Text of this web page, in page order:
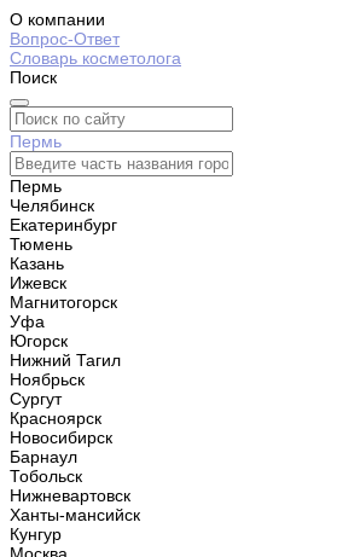
О компании
Вопрос-Ответ
Словарь косметолога
Поиск
Пермь
Пермь
Челябинск
Екатеринбург
Тюмень
Казань
Ижевск
Магнитогорск
Уфа
Югорск
Нижний Тагил
Ноябрьск
Сургут
Красноярск
Новосибирск
Барнаул
Тобольск
Нижневартовск
Ханты-мансийск
Кунгур